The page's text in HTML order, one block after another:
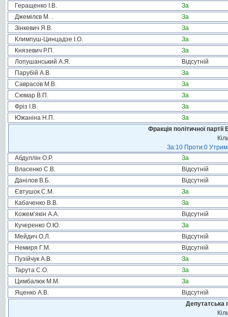
Геращенко І.В.
За
Джемілєв М. .
За
Зінкевич Я.В.
За
Климпуш-Цинцадзе І.О.
За
Князевич Р.П.
За
Лопушанський А.Я.
Відсутній
Парубій А.В.
За
Саврасов М.В.
За
Сюмар В.П.
За
Фріз І.В.
За
Южаніна Н.П.
За
Фракція політичної
За:10 Проти:0
Абдуллін О.Р.
За
Власенко С.В.
Відсутній
Данілов В.Б.
Відсутній
Євтушок С.М.
За
Кабаченко В.В.
За
Кожем’якін А.А.
Відсутній
Кучеренко О.Ю.
За
Мейдич О.Л.
Відсутній
Немиря Г.М.
Відсутній
Пузійчук А.В.
За
Тарута С.О.
За
Цимбалюк М.М.
За
Яценко А.В.
Відсутній
Депутатська